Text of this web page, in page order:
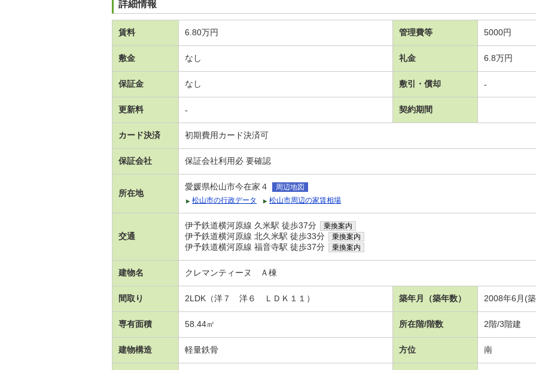
詳細情報
賃料 6.80万円 管理費等 5000円
敷金 なし 礼金 6.8万円
保証金 なし 敷引・償却 -
更新料 - 契約期間
カード決済 初期費用カード決済可
保証会社 保証会社利用必 要確認
所在地
愛媛県松山市今在家４
周辺地図
松山市の行政データ
松山市周辺の家賃相場
交通
伊予鉄道横河原線 久米駅 徒歩37分 乗換案内
伊予鉄道横河原線 北久米駅 徒歩33分 乗換案内
伊予鉄道横河原線 福音寺駅 徒歩37分 乗換案内
建物名 クレマンティーヌ Ａ棟
間取り 2LDK（洋７ 洋６ ＬＤＫ１１） 築年月（築年数） 2008年6月(
専有面積 58.44㎡ 所在階/階数 2階/3階建
建物構造 軽量鉄骨 方位 南